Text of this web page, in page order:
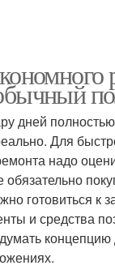
дней
Для
надо
готовиться к
и средства
концепцию